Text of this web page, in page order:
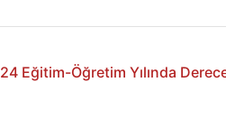
Eğitim-Öğretim Yılında